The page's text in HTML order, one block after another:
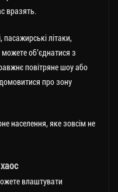
вразять.
пасажирські літаки,
об’єднатися з
повітряне шоу або
про зону
населення, яке зовсім не
влаштувати